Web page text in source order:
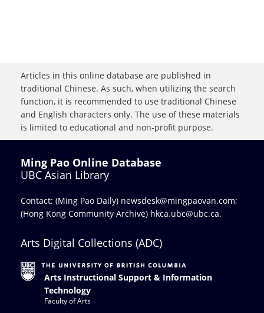
Articles in this online database are published in
traditional Chinese. As such, when utilizing the search
function, it is recommended to use traditional Chinese
and English characters only. The use of these materials
is limited to educational and non-profit purpose.
Ming Pao Online Database
UBC Asian Library
Contact: (Ming Pao Daily) newsdesk@mingpaovan.com;
(Hong Kong Community Archive) hkca.ubc@ubc.ca.
Arts Digital Collections (ADC)
Arts Instructional Support & Information
Technology
Faculty of Arts